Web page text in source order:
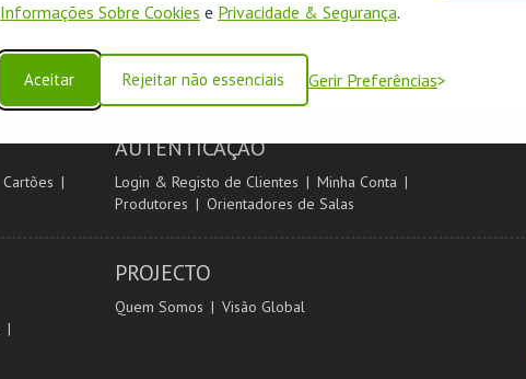
Informações Sobre Cookies e Privacidade & Segurança.
Aceitar Rejeitar não essenciais Gerir Preferências
Cartões
AUTENTICAÇÃO
Login & Registo de Clientes
Minha Conta
Produtores
Orientadores de Salas
PROJECTO
Quem Somos Visão Global